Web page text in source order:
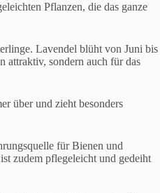
Pflanzen, die das ganze
Lavendel blüht von Juni bis
attraktiv, sondern auch für das
über und zieht besonders
für Bienen und
zudem pflegeleicht und gedeiht